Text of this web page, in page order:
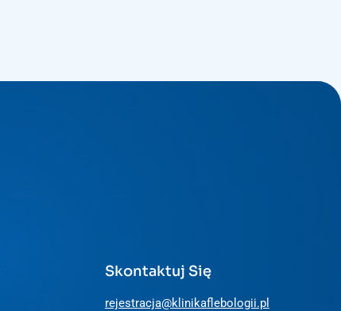
Skontaktuj Się
rejestracja@klinikaflebologii.pl